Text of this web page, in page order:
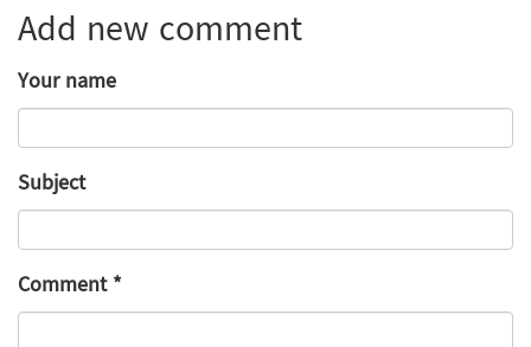
Add new comment
Your name
Subject
Comment*